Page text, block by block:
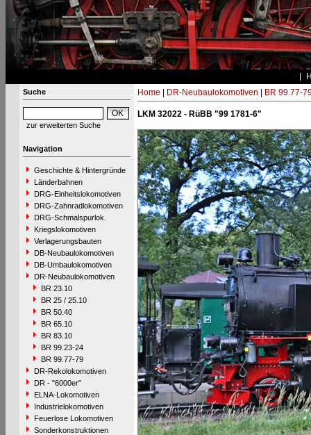
Suche
zur erweiterten Suche
Navigation
Geschichte & Hintergründe
Länderbahnen
DRG-Einheitslokomotiven
DRG-Zahnradlokomotiven
DRG-Schmalspurlok.
Kriegslokomotiven
Verlagerungsbauten
DB-Neubaulokomotiven
DB-Umbaulokomotiven
DR-Neubaulokomotiven
BR 23.10
BR 25 / 25.10
BR 50.40
BR 65.10
BR 83.10
BR 99.23-24
BR 99.77-79
DR-Rekolokomotiven
DR - "6000er"
ELNA-Lokomotiven
Industrielokomotiven
Feuerlose Lokomotiven
Sonderkonstruktionen
Home DR-Neubaulokomotiven BR 99.77-
LKM 32022 - RüBB "99 1781-6"